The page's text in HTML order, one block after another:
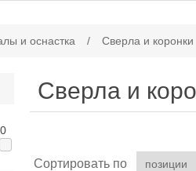
и оснастка / Сверла и коронки
Сверла и
Сортировать по